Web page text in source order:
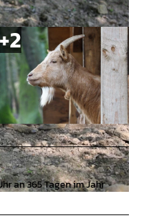
© Foto FV Wildgatter Hildesheim e.V. |
CC-BY-SA
an 365 Tagen im Jahr